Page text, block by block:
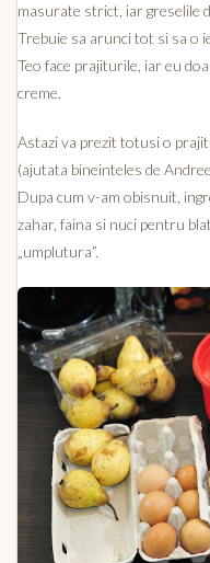
masurate strict, iar greselile
Trebuie sa arunci tot si sa o
Teo face prajiturile, iar eu
creme.
Astazi va prezit totusi o
(ajutata bineinteles de
Dupa cum v-am obisnuit,
zahar, faina si nuci pentru
„umplutura”.